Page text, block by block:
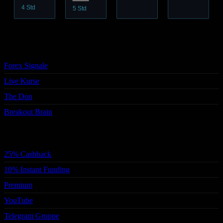
4 Std 5 Std
Forex Signale
Live Kurse
The Don
Breakout Brain
25% Cashback
10% Instant Funding
Premium
YouTube
Telegram Gruppe